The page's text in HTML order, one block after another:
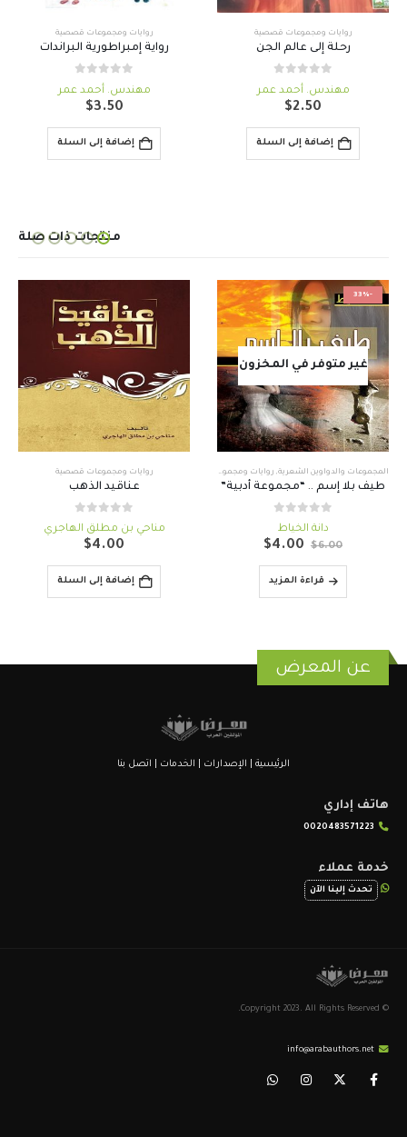
روايات ومجموعات قصصية
رحلة إلى عالم الجن
مهندس. أحمد عمر
$2.50
إضافة إلى السلة
روايات ومجموعات قصصية
رواية إمبراطورية البراندات
مهندس. أحمد عمر
$3.50
إضافة إلى السلة
منتجات ذات صلة
-33%
غير متوفر في المخزون
المجموعات والدواوين الشعرية, روايات ومجموعات قصصية
طيف بلا إسم .. “مجموعة أدبية”
out of 5
دانة الخياط
$6.00
السعر
هو:
$4.00 السعر
قراءة المزيد
روايات ومجموعات قصصية
عناقيد الذهب
مناحي بن مطلق الهاجري
$4.00
إضافة إلى السلة
عن المعرض
الرئيسية الإصدارات الخدمات اتصل بنا
هاتف إداري
0020483571223
خدمة عملاء
تحدث إلينا الآن
© Copyright 2023. All Rights Reserved.
info@arabauthors.net